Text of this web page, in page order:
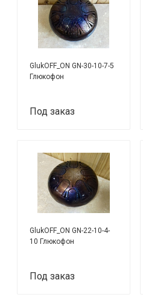
GlukOFF_ON GN-30-10-7-5
Глюкофон
Под заказ
GlukOFF_ON GN-22-10-4-
10 Глюкофон
Под заказ